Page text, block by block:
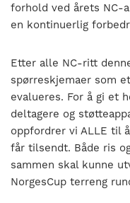
forhold ved årets NC-
en kontinuerlig
Etter alle NC-ritt
spørreskjemaer som
evalueres. For å gi et
deltagere og
oppfordrer vi ALLE til
får tilsendt. Både ris
sammen skal kunne
NorgesCup terreng